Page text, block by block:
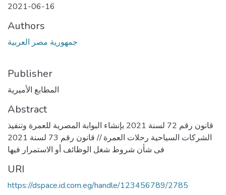
2021-06-16
Authors
جمهورية مصر العربية
Publisher
المطابع الأميرية
Abstract
قانون رقم 72 لسنة 2021 بإنشاء البوابة المصرية للعمرة وتنفيذ
الشركات السياحية رحلات العمرة // قانون رقم 73 لسنة 2021
فى شأن شروط شغل الوظائف أو الاستمرار فيها
URI
https://dspace.id.com.eg/handle/123456789/2785